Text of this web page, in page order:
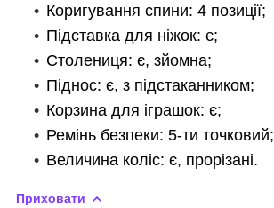
Коригування спини: 4 позиції;
Підставка для ніжок: є;
Столениця: є, зйомна;
Піднос: є, з підстаканником;
Корзина для іграшок: є;
Ремінь безпеки: 5-ти точковий;
Величина коліс: є, прорізані.
Приховати